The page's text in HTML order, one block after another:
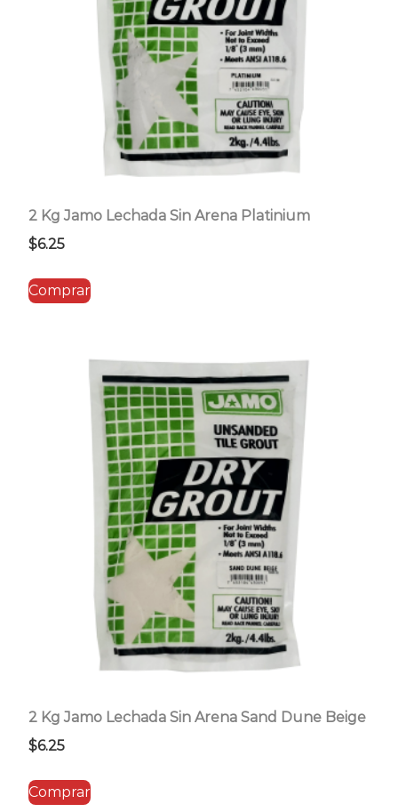
2 Kg Jamo Lechada Sin Arena Platinium
$6.25
Comprar
2 Kg Jamo Lechada Sin Arena Sand Dune Beige
$6.25
Comprar